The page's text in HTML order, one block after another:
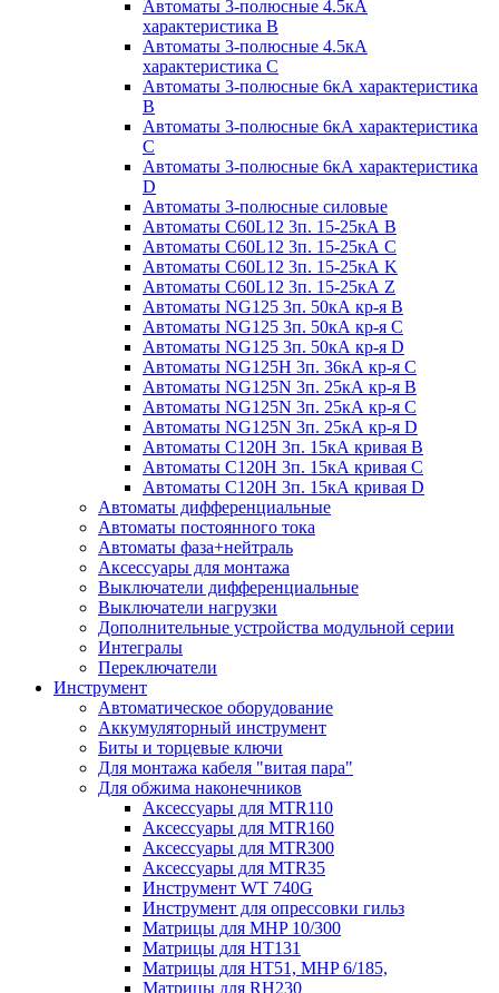
Автоматы 3-полюсные 4.5кА
характеристика В
Автоматы 3-полюсные 4.5кА
характеристика С
Автоматы 3-полюсные 6кА характеристика
B
Автоматы 3-полюсные 6кА характеристика
C
Автоматы 3-полюсные 6кА характеристика
D
Автоматы 3-полюсные силовые
Автоматы C60L12 3п. 15-25кА B
Автоматы C60L12 3п. 15-25кА C
Автоматы C60L12 3п. 15-25кА K
Автоматы C60L12 3п. 15-25кА Z
Автоматы NG125 3п. 50кА кр-я B
Автоматы NG125 3п. 50кА кр-я C
Автоматы NG125 3п. 50кА кр-я D
Автоматы NG125H 3п. 36кА кр-я C
Автоматы NG125N 3п. 25кА кр-я B
Автоматы NG125N 3п. 25кА кр-я C
Автоматы NG125N 3п. 25кА кр-я D
Автоматы С120Н 3п. 15кА кривая B
Автоматы С120Н 3п. 15кА кривая C
Автоматы С120Н 3п. 15кА кривая D
Автоматы дифференциальные
Автоматы постоянного тока
Автоматы фаза+нейтраль
Аксессуары для монтажа
Выключатели дифференциальные
Выключатели нагрузки
Дополнительные устройства модульной серии
Интегралы
Переключатели
Инструмент
Автоматическое оборудование
Аккумуляторный инструмент
Биты и торцевые ключи
Для монтажа кабеля "витая пара"
Для обжима наконечников
Аксессуары для MTR110
Аксессуары для MTR160
Аксессуары для MTR300
Аксессуары для MTR35
Инструмент WT 740G
Инструмент для опрессовки гильз
Матрицы для MHP 10/300
Матрицы для НТ131
Матрицы для НТ51, MHP 6/185,
Матрицы для RH230